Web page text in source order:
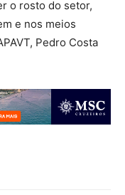
o rosto do setor,
e nos meios
Pedro Costa